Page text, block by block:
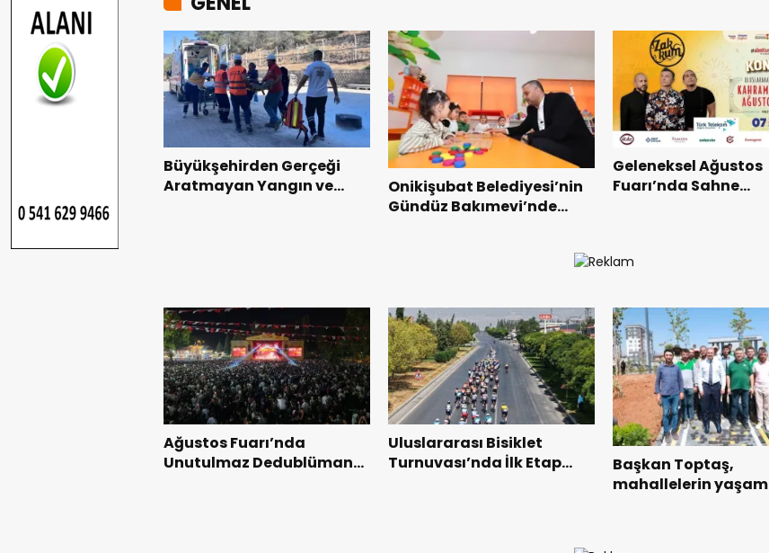
Büyükşehirden Gerçeği
Aratmayan Yangın ve
Onikişubat Belediyesi’nin
Gündüz Bakımevi’nde
Geleneksel Ağustos
Fuarı’nda Sahne
Ağustos Fuarı’nda
Unutulmaz Dedublüman
Uluslararası Bisiklet
Turnuvası’nda İlk Etap
Başkan Toptaş,
mahallelerin yaşam